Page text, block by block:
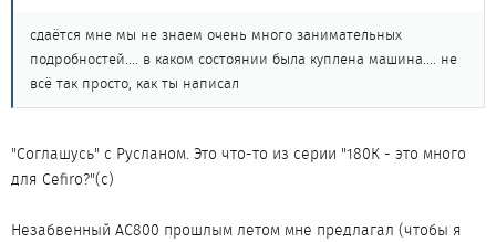
сдаётся мне мы не знаем очень много занимательных
подробностей.... в каком состоянии была куплена машина.... не
всё так просто, как ты написал
"Соглашусь" с Русланом. Это что-то из серии "180К - это много
для Cefiro?"(с)
Незабвенный АС800 прошлым летом мне предлагал (чтобы я